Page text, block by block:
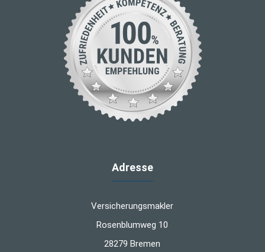
Adresse
Versicherungsmakler
Rosenblumweg 10
28279 Bremen